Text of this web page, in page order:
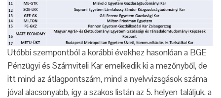
Utóbbi szempontból a korábbi évekhez hasonlóan a BGE
Pénzügyi és Számviteli Kar emelkedik ki a mezőnyből, de
itt mind az átlagpontszám, mind a nyelvvizsgások száma
jóval alacsonyabb, így a szakos listán az 5. helyen találjuk, a